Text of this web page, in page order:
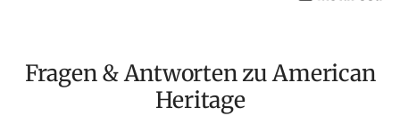
Fragen & Antworten zu American
Heritage